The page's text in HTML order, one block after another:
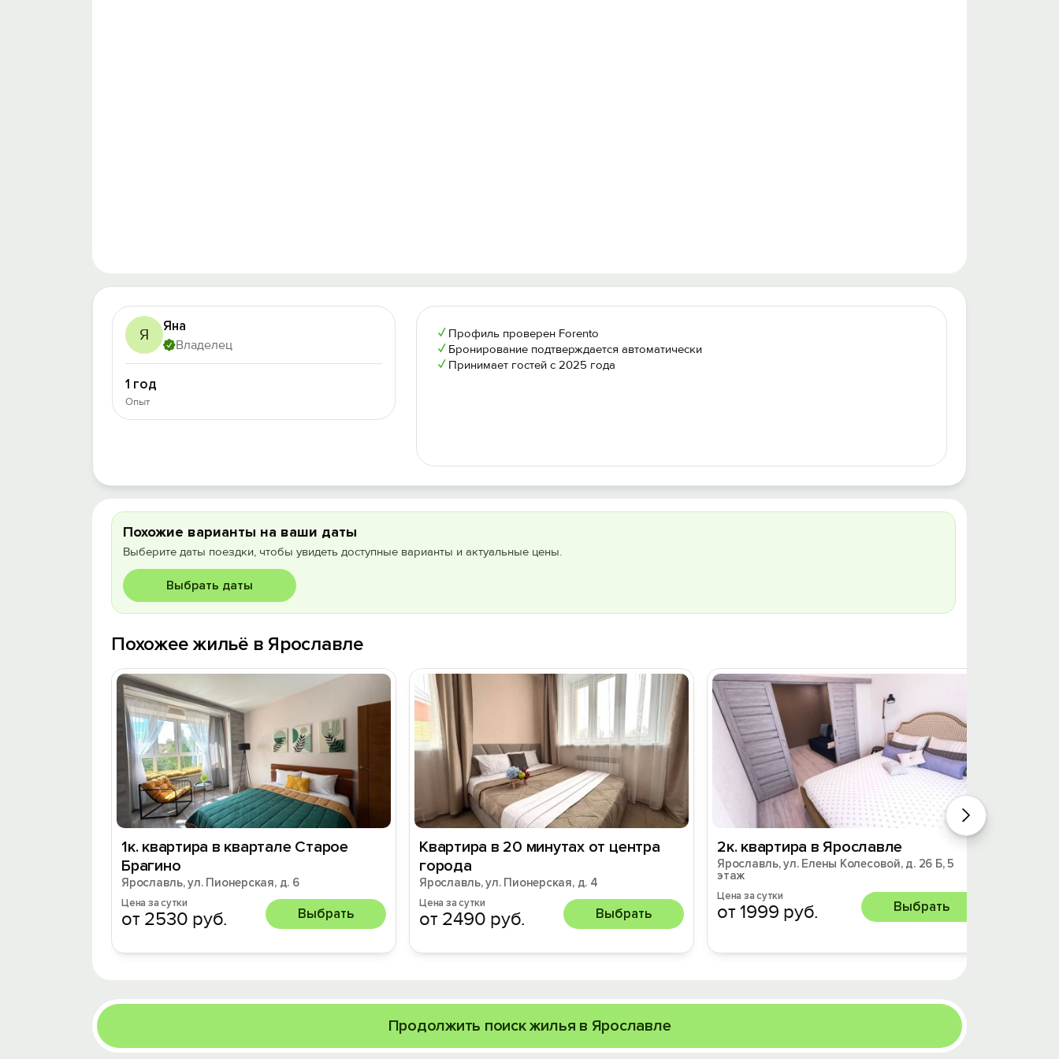
Я Яна
Владелец
1 год
Опыт
✓ Профиль проверен Forento
✓ Бронирование подтверждается автоматически
✓ Принимает гостей с 2025 года
Похожие варианты на ваши даты
Выберите даты поездки, чтобы увидеть доступные варианты и актуальные цены.
Выбрать даты
Похожее жильё в Ярославле
1к. квартира в квартале Старое
Брагино
Ярославль, ул. Пионерская, д. 6
Цена за сутки
от 2530 руб. Выбрать
Квартира в 20 минутах от центра
города
Ярославль, ул. Пионерская, д. 4
Цена за сутки
от 2490 руб. Выбрать
2к. квартира в Ярославле
Ярославль, ул. Елены Колесовой, д. 26 Б, 5
этаж
Цена за сутки
от 1999 руб. Выбрать
Продолжить поиск жилья в Ярославле